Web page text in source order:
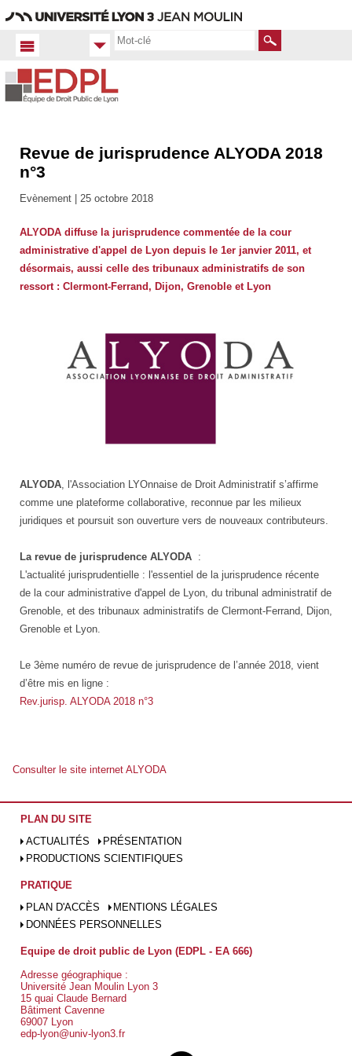
Rechercher
Accueil FR
Nos
manifestations
Revue de jurisprudence ALYODA 2018
n°3
Evènement | 25 octobre 2018
ALYODA diffuse la jurisprudence commentée de la cour
administrative d'appel de Lyon depuis le 1er janvier 2011, et
désormais, aussi celle des tribunaux administratifs de son
ressort : Clermont-Ferrand, Dijon, Grenoble et Lyon
logo
ALYODA, l'Association LYOnnaise de Droit Administratif s’affirme
comme une plateforme collaborative, reconnue par les milieux
juridiques et poursuit son ouverture vers de nouveaux contributeurs.
La revue de jurisprudence ALYODA :
L'actualité jurisprudentielle : l'essentiel de la jurisprudence récente
de la cour administrative d'appel de Lyon, du tribunal administratif de
Grenoble, et des tribunaux administratifs de Clermont-Ferrand, Dijon,
Grenoble et Lyon.
Le 3ème numéro de revue de jurisprudence de l’année 2018, vient
d’être mis en ligne :
Rev.jurisp. ALYODA 2018 n°3
Consulter le site internet ALYODA
PLAN DU SITE
ACTUALITÉS
PRÉSENTATION
PRODUCTIONS SCIENTIFIQUES
PRATIQUE
PLAN D'ACCÈS
MENTIONS LÉGALES
DONNÉES PERSONNELLES
Equipe de droit public de Lyon (EDPL - EA 666)
Adresse géographique :
Université Jean Moulin Lyon 3
15 quai Claude Bernard
Bâtiment Cavenne
69007 Lyon
edp-lyon@univ-lyon3.fr